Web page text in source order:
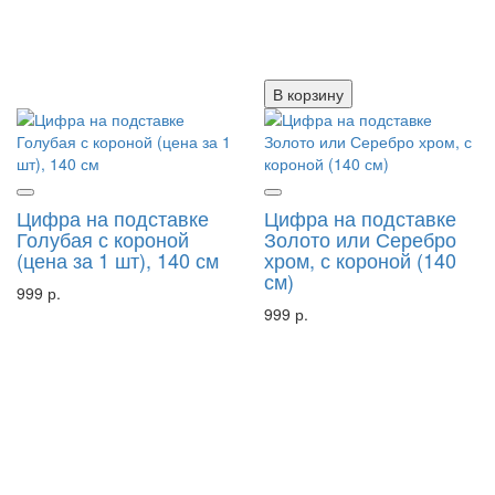
В корзину
Цифра на подставке
Голубая с короной
(цена за 1 шт), 140 см
999 р.
Цифра на подставке
Золото или Серебро
хром, с короной (140
см)
999 р.